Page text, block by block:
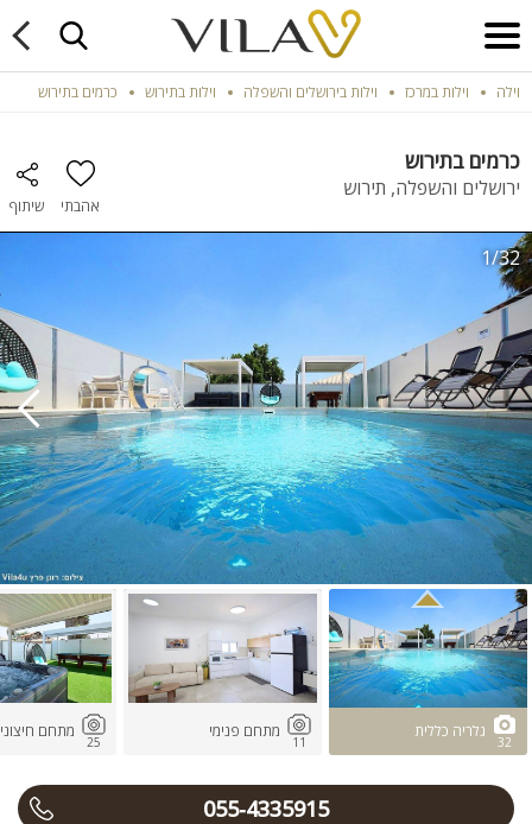
וילה וילות במרכז וילות בירושלים והשפלה וילות בתירוש כרמים בתירוש
כרמים בתירוש
ירושלים והשפלה, תירוש
אהבתי שיתוף
1/32
32
גלריה כללית
11
מתחם פנימי
25
מתחם חיצוני
055-4335915